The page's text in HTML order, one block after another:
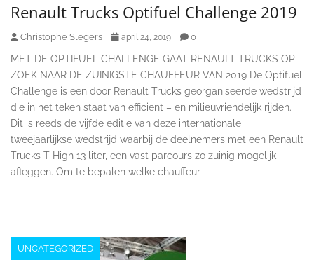
Renault Trucks Optifuel Challenge 2019
Christophe Slegers april 24, 2019 0
MET DE OPTIFUEL CHALLENGE GAAT RENAULT TRUCKS OP
ZOEK NAAR DE ZUINIGSTE CHAUFFEUR VAN 2019 De Optifuel
Challenge is een door Renault Trucks georganiseerde wedstrijd
die in het teken staat van efficiënt – en milieuvriendelijk rijden.
Dit is reeds de vijfde editie van deze internationale
tweejaarlijkse wedstrijd waarbij de deelnemers met een Renault
Trucks T High 13 liter, een vast parcours zo zuinig mogelijk
afleggen. Om te bepalen welke chauffeur
UNCATEGORIZED